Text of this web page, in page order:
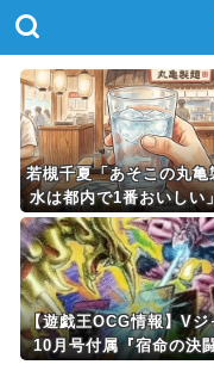
若槻千夏「あそこの丸亀
水は都内で1番おいしい
ってみて！本当に飲ん
い」
【遊戯王OCG情報】Vジ
10月号付属『宿命の決